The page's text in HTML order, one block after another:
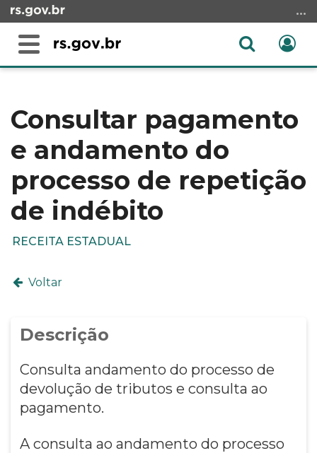
para
conteúdo
menu
para
busca
Alterna
Abrir
conteúdo
Consultar pagamento
e andamento do
processo de repetição
de indébito
RECEITA ESTADUAL
Voltar
Descrição
Consulta andamento do processo de
devolução de tributos e consulta ao
pagamento.
A consulta ao andamento do processo